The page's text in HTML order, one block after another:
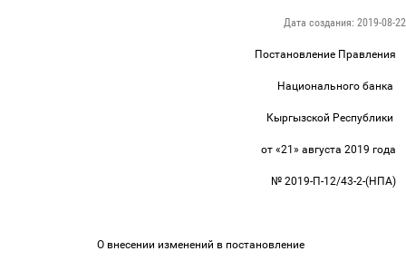
Дата создания: 2019-08-22
Постановление Правления
Национального банка
Кыргызской Республики
от «21» августа 2019 года
№ 2019-П-12/43-2-(НПА)
О внесении изменений в постановление